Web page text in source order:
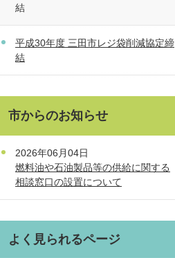
結
平成30年度 三田市レジ袋削減協定締
結
市からのお知らせ
2026年06月04日
燃料油や石油製品等の供給に関する
相談窓口の設置について
よく見られるページ